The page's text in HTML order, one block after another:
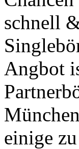
schnell
Angbot
einige